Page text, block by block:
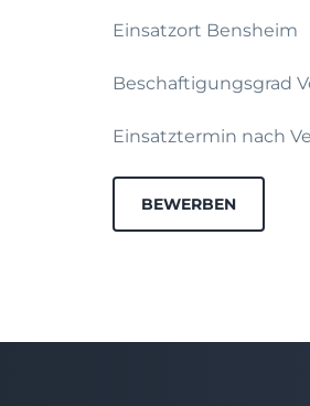
Einsatzort Bensheim
Beschaftigungsgrad
Einsatztermin nach
BEWERBEN